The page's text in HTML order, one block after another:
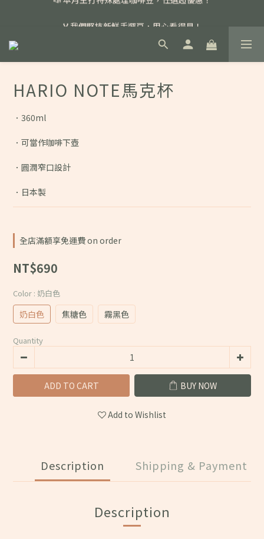
🏅我們堅持新鮮手選豆，用心看得見！
📣 📣 新加入會員即享百元購物金，消費滿額再享免運費！
HARIO NOTE馬克杯
．360ml
．可當作咖啡下壺
．圓潤窄口設計
．日本製
全店滿額享免運費 on order
NT$690
Color : 奶白色
奶白色 焦糖色 霧黑色
Quantity
ADD TO CART BUY NOW
Add to Wishlist
Description Shipping & Payment
Description